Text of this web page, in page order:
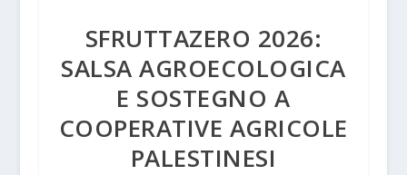
SFRUTTAZERO 2026:
SALSA AGROECOLOGICA
E SOSTEGNO A
COOPERATIVE AGRICOLE
PALESTINESI